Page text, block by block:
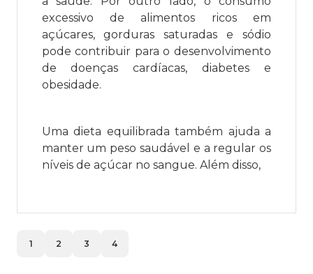
excessivo de alimentos ricos em
açúcares, gorduras saturadas e sódio
pode contribuir para o desenvolvimento
de doenças cardíacas, diabetes e
obesidade.
Uma dieta equilibrada também ajuda a
manter um peso saudável e a regular os
níveis de açúcar no sangue. Além disso,
1 2 3 4